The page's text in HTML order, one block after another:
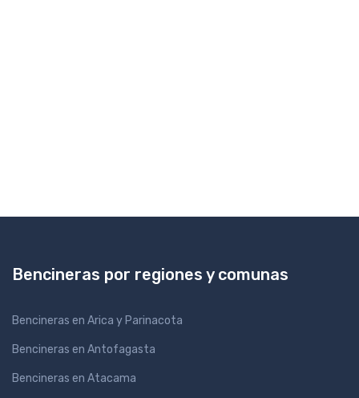
Bencineras por regiones y comunas
Bencineras en Arica y Parinacota
Bencineras en Antofagasta
Bencineras en Atacama